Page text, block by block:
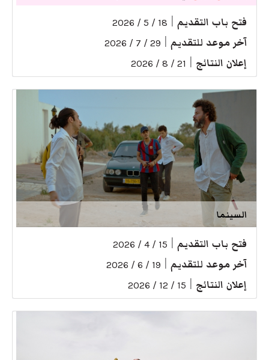
فتح باب التقديم 18 / 5 / 2026
آخر موعد للتقديم 29 / 7 / 2026
إعلان النتائج 21 / 8 / 2026
السينما
فتح باب التقديم 15 / 4 / 2026
آخر موعد للتقديم 19 / 6 / 2026
إعلان النتائج 15 / 12 / 2026